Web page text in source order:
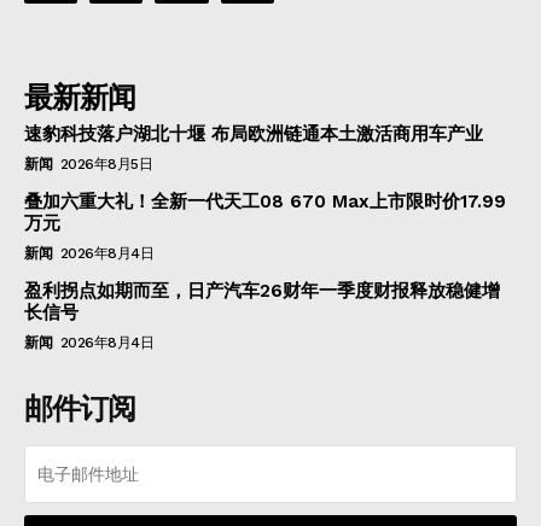
最新新闻
速豹科技落户湖北十堰 布局欧洲链通本土激活商用车产业
新闻 2026年8月5日
叠加六重大礼！全新一代天工08 670 Max上市限时价17.99
万元
新闻 2026年8月4日
盈利拐点如期而至，日产汽车26财年一季度财报释放稳健增
长信号
新闻 2026年8月4日
邮件订阅